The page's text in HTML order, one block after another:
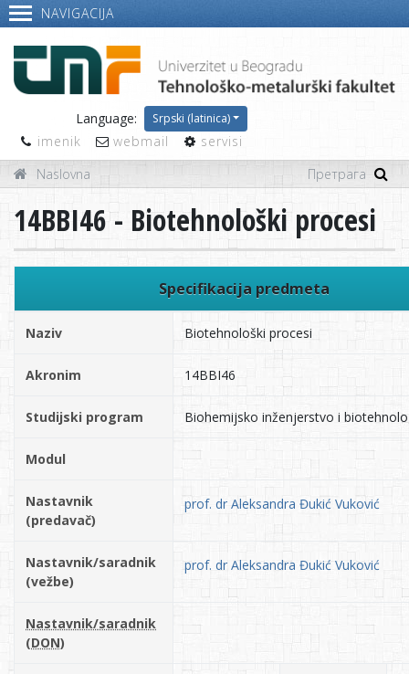
NAVIGACIJA
Language: Srpski (latinica)
imenik webmail
servisi
Naslovna
14BBI46 - Biotehnološki procesi
Specifikacija predmeta
Naziv Biotehnološki procesi
Akronim 14BBI46
Studijski program Biohemijsko inženjerstvo i
Modul
Nastavnik
(predavač)
prof. dr Aleksandra Đukić Vuković
Nastavnik/saradnik
(vežbe)
prof. dr Aleksandra Đukić Vuković
Nastavnik/saradnik
(DON)